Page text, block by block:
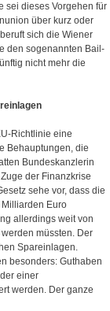
sei dieses Vorgehen für
über kurz oder
sich die Wiener
den sogenannten Bail-
nicht mehr die
Richtlinie eine
Behauptungen, die
Bundeskanzlerin
der Finanzkrise
sehe vor, dass die
Euro
allerdings weit von
müssten. Der
Spareinlagen.
besonders: Guthaben
einer
werden. Der ganze